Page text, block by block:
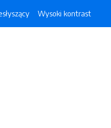
Wysoki kontrast